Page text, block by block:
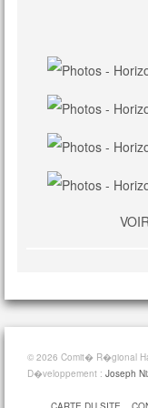
© 2026 Comit� R�gional
D�veloppement : Joseph